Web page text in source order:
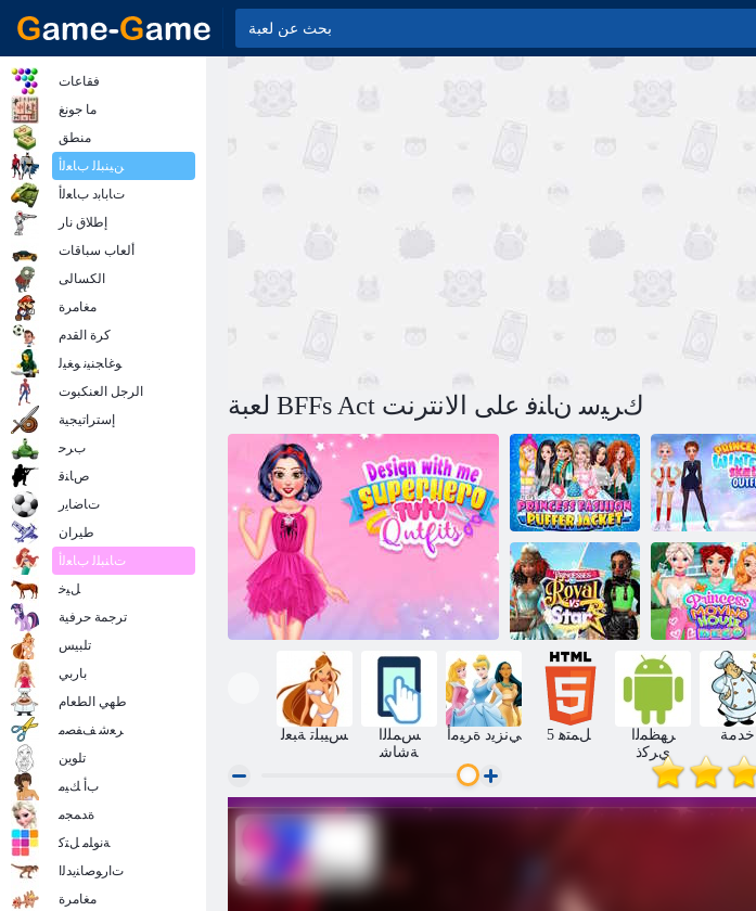
لعبة BFFs Act ﻙﺮﻴﺳ ﻥﺎﻨﻓ على الانترنت
ﻮﺗﻮﺗ ﺔﻗﺭﺎﺧ ﺲﺑﻼ ﻣ ﻲﻌﻣ ﻢﻴﻤﺼﺗ
ﺔﺨﻔﺘﻨﻣ ﺓﺮﺘﺳ
ﺕﺍﺮﻴﻣﻷ ﺍ ءﺎﻳﺯﺃ
ﺪﻴﻠﺠﻟﺍ ﻰﻠﻋ
ﺞﻟﺰﺘﻠﻟ ﺔﻳﻮﺘﺸﻟﺍ
ﺓﺮﻴﻣﻷ ﺍ ﺲﺑﻼ ﻣ
ﺭﺎﺘﺳ ﻞﺑﺎﻘﻣ
ﻲﻜﻠﻤﻟﺍ ﺕﺍﺮﻴﻣﻷ ﺍ
ﻪﻛﺮﺤﺘﻤﻟﺍ
ﺕﺍﺮﻴﻣﻻ ﺍ ﺖﻴﺑ
ﺕﺍﺭﻮﻜﻳﺩ
ﺲﻴﺒﻠﺗ ﺔﺒﻌﻟ
ﺲﻤﻠﻟﺍ
ﺔﺷﺎﺷ
ﻲﻧﺰﻳﺩ ﺓﺮﻴﻣﺃ 5 ﻞﻤﺘﻫ
ﺮﻬﻈﻤﻟﺍ
ﻱﺮﻛﺫ
خدمة
فقاعات
ما جونغ
منطق
ﻦﻴﻨﺒﻠﻟ ﺏﺎﻌﻟﺃ
ﺕﺎﺑﺎﺑﺩ ﺏﺎﻌﻟﺃ
إطلاق نار
ألعاب سباقات
الكسالى
مغامرة
كرة القدم
ﻮﻏﺎﺠﻨﻴﻧ ﻮﻐﻴﻟ
الرجل العنكبوت
إستراتيجية
ﺏﺮﺣ
ﺹﺎﻨﻗ
ﺕﺎﺿﺎﻳﺭ
طيران
ﺕﺎﻨﺒﻠﻟ ﺏﺎﻌﻟﺃ
ﻞﻴﺧ
ترجمة حرفية
تلبيس
باربي
طهي الطعام
ﺮﻌﺷ ﻒﻔﺼﻣ
تلوين
ﺏﺃ ﻚﻴﻣ
ﺓﺪﻤﺠﻣ
ﺔﻧﻮﻠﻣ ﻞﺘﻛ
ﺕﺍﺭﻮﺻﺎﻨﻳﺪﻟﺍ
مغامرة